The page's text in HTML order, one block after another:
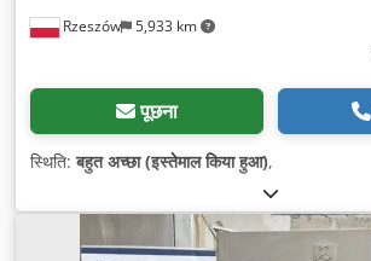
Rzeszów 5,933 km
पूछना
स्थिति:बहुत अच्छा (इस्तेमाल किया हुआ),